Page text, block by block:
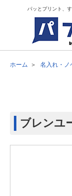
パッとプリント、
ホーム 名入れ・ノ
ブレン